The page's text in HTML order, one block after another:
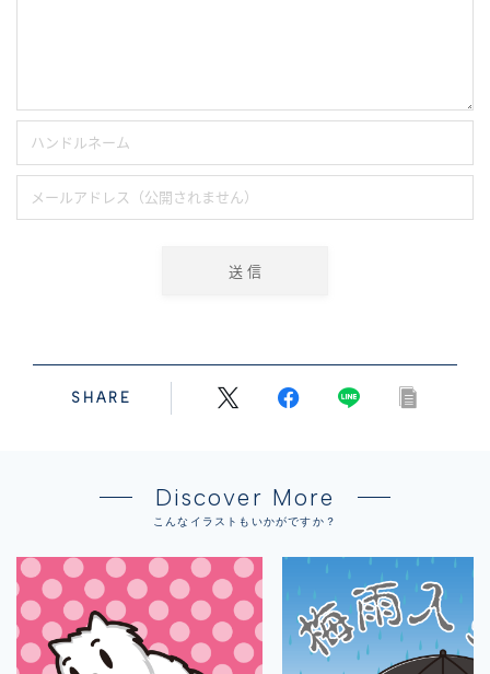
SHARE
Discover More
こんなイラストもいかがですか？